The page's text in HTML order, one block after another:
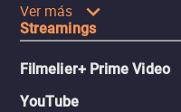
Ver más
Streamings
Filmelier+ Prime Video
YouTube